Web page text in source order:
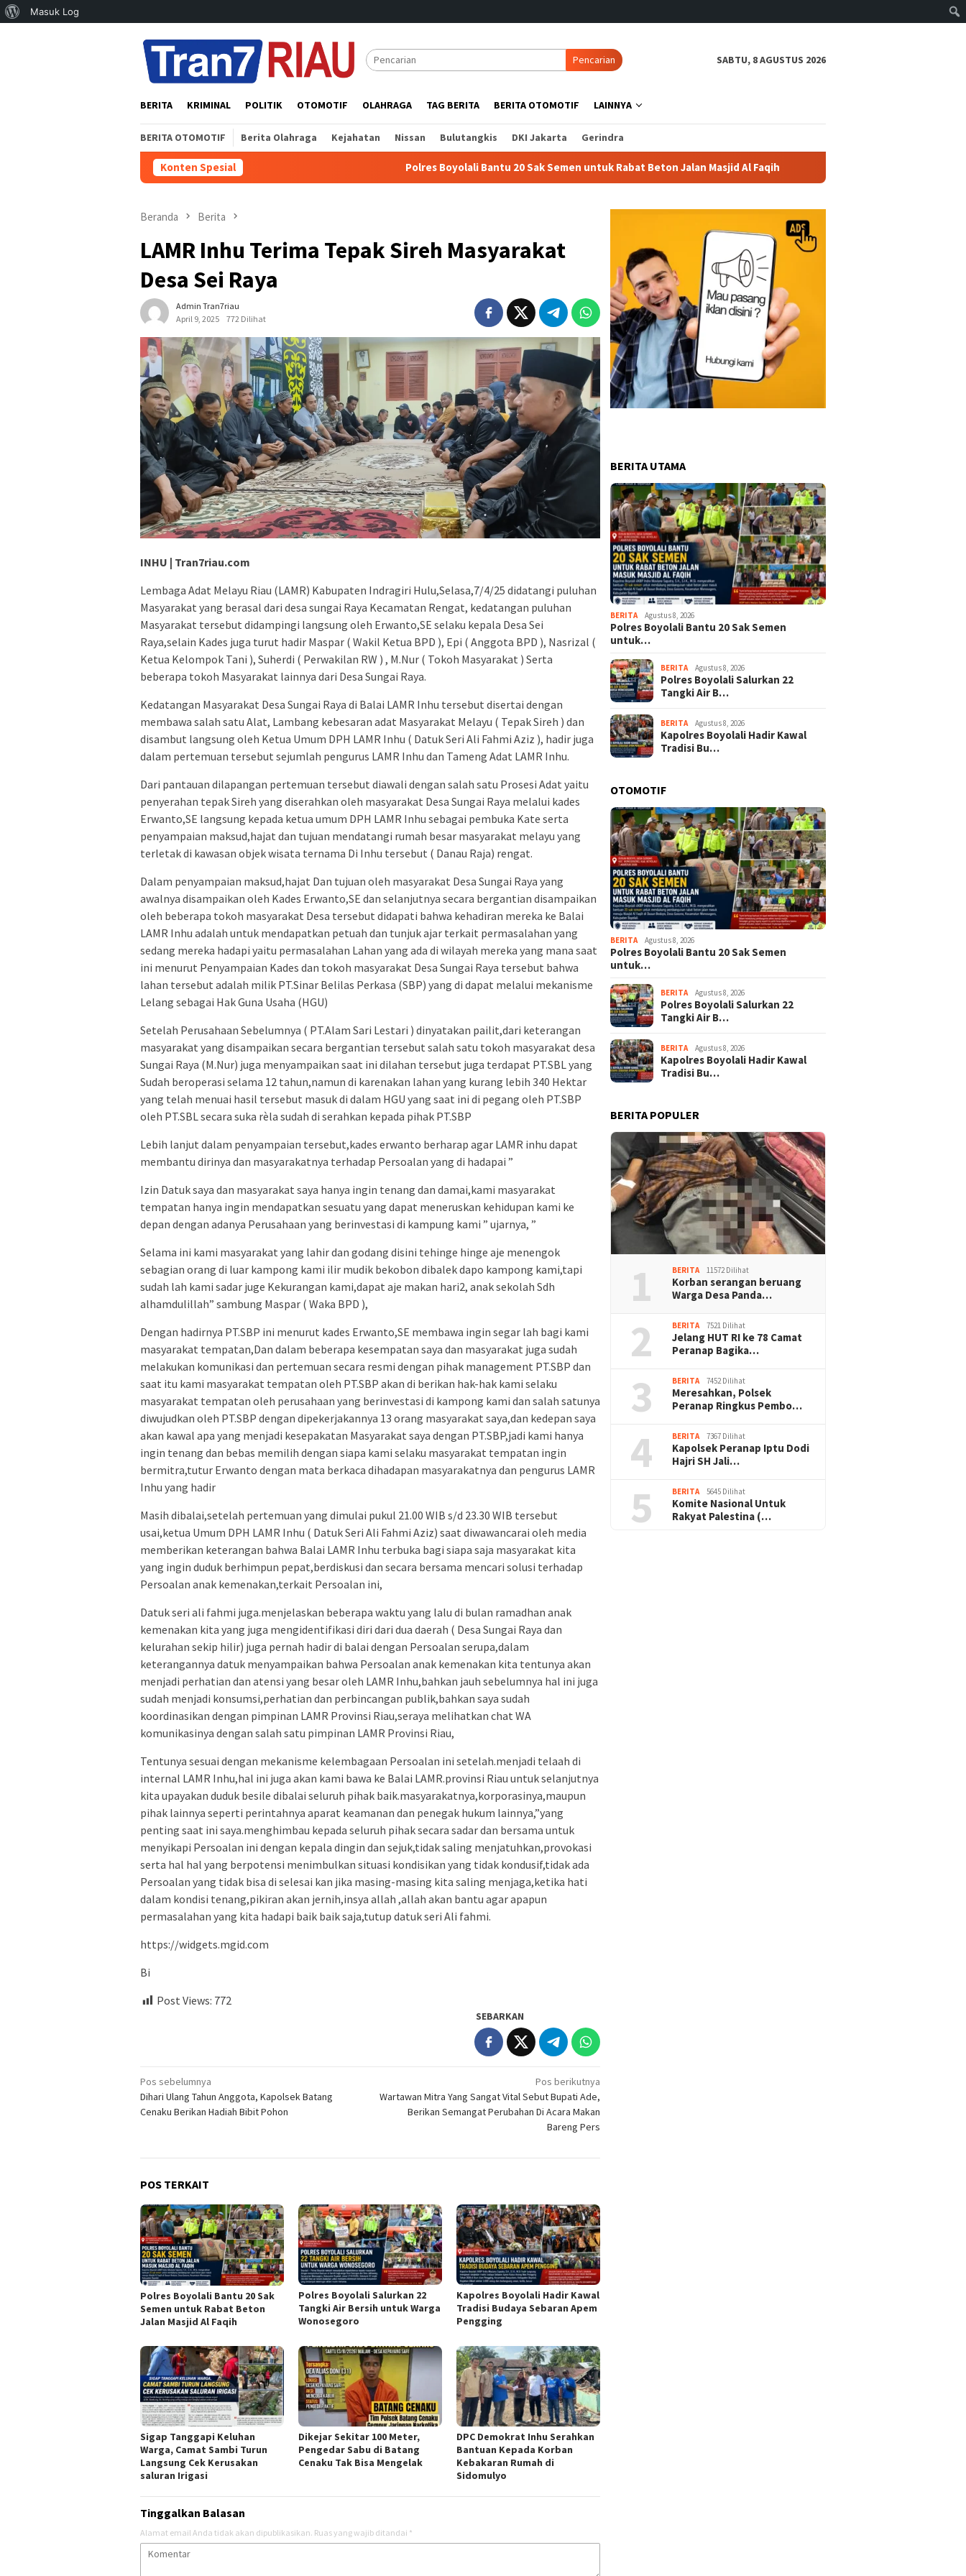
Tentang
Masuk Log
Pencarian SABTU, 8 AGUSTUS 2026
BERITA KRIMINAL POLITIK OTOMOTIF OLAHRAGA TAG BERITA BERITA OTOMOTIF LAINNYA
BERITA OTOMOTIF Berita Olahraga Kejahatan Nissan Bulutangkis DKI Jakarta Gerindra
Konten Spesial Polres Boyolali Bantu 20 Sak Semen untuk Rabat Beton Jalan Masjid Al Faqih Polres Boyolali Salurkan 22 Tangki Air
Beranda Berita
LAMR Inhu Terima Tepak Sireh Masyarakat
Desa Sei Raya
Admin Tran7riau
April 9, 2025
772 Dilihat
INHU | Tran7riau.com
Lembaga Adat Melayu Riau (LAMR) Kabupaten Indragiri Hulu,Selasa,7/4/25 didatangi puluhan
Masyarakat yang berasal dari desa sungai Raya Kecamatan Rengat, kedatangan puluhan
Masyarakat tersebut didampingi langsung oleh Erwanto,SE selaku kepala Desa Sei
Raya,selain Kades juga turut hadir Maspar ( Wakil Ketua BPD ), Epi ( Anggota BPD ), Nasrizal (
Ketua Kelompok Tani ), Suherdi ( Perwakilan RW ) , M.Nur ( Tokoh Masyarakat ) Serta
beberapa tokoh Masyarakat lainnya dari Desa Sungai Raya.
Kedatangan Masyarakat Desa Sungai Raya di Balai LAMR Inhu tersebut disertai dengan
membawa salah satu Alat, Lambang kebesaran adat Masyarakat Melayu ( Tepak Sireh ) dan
disambut langsung oleh Ketua Umum DPH LAMR Inhu ( Datuk Seri Ali Fahmi Aziz ), hadir juga
dalam pertemuan tersebut sejumlah pengurus LAMR Inhu dan Tameng Adat LAMR Inhu.
Dari pantauan dilapangan pertemuan tersebut diawali dengan salah satu Prosesi Adat yaitu
penyerahan tepak Sireh yang diserahkan oleh masyarakat Desa Sungai Raya melalui kades
Erwanto,SE langsung kepada ketua umum DPH LAMR Inhu sebagai pembuka Kate serta
penyampaian maksud,hajat dan tujuan mendatangi rumah besar masyarakat melayu yang
terletak di kawasan objek wisata ternama Di Inhu tersebut ( Danau Raja) rengat.
Dalam penyampaian maksud,hajat Dan tujuan oleh masyarakat Desa Sungai Raya yang
awalnya disampaikan oleh Kades Erwanto,SE dan selanjutnya secara bergantian disampaikan
oleh beberapa tokoh masyarakat Desa tersebut didapati bahwa kehadiran mereka ke Balai
LAMR Inhu adalah untuk mendapatkan petuah dan tunjuk ajar terkait permasalahan yang
sedang mereka hadapi yaitu permasalahan Lahan yang ada di wilayah mereka yang mana saat
ini menurut Penyampaian Kades dan tokoh masyarakat Desa Sungai Raya tersebut bahwa
lahan tersebut adalah milik PT.Sinar Belilas Perkasa (SBP) yang di dapat melalui mekanisme
Lelang sebagai Hak Guna Usaha (HGU)
Setelah Perusahaan Sebelumnya ( PT.Alam Sari Lestari ) dinyatakan pailit,dari keterangan
masyarakat yang disampaikan secara bergantian tersebut salah satu tokoh masyarakat desa
Sungai Raya (M.Nur) juga menyampaikan saat ini dilahan tersebut juga terdapat PT.SBL yang
Sudah beroperasi selama 12 tahun,namun di karenakan lahan yang kurang lebih 340 Hektar
yang telah menuai hasil tersebut masuk di dalam HGU yang saat ini di pegang oleh PT.SBP
oleh PT.SBL secara suka rèla sudah di serahkan kepada pihak PT.SBP
Lebih lanjut dalam penyampaian tersebut,kades erwanto berharap agar LAMR inhu dapat
membantu dirinya dan masyarakatnya terhadap Persoalan yang di hadapai ”
Izin Datuk saya dan masyarakat saya hanya ingin tenang dan damai,kami masyarakat
tempatan hanya ingin mendapatkan sesuatu yang dapat meneruskan kehidupan kami ke
depan dengan adanya Perusahaan yang berinvestasi di kampung kami ” ujarnya, ”
Selama ini kami masyarakat yang lahir dan godang disini tehinge hinge aje menengok
sebagian orang di luar kampong kami ilir mudik bekobon dibalek dapo kampong kami,tapi
sudah lah kami sadar juge Kekurangan kami,dapat aje makan hari2, anak sekolah Sdh
alhamdulillah” sambung Maspar ( Waka BPD ),
Dengan hadirnya PT.SBP ini menurut kades Erwanto,SE membawa ingin segar lah bagi kami
masyarakat tempatan,Dan dalam beberapa kesempatan saya dan masyarakat juga sudah
melakukan komunikasi dan pertemuan secara resmi dengan pihak management PT.SBP dan
saat itu kami masyarakat tempatan oleh PT.SBP akan di berikan hak-hak kami selaku
masyarakat tempatan oleh perusahaan yang berinvestasi di kampong kami dan salah satunya
diwujudkan oleh PT.SBP dengan dipekerjakannya 13 orang masyarakat saya,dan kedepan saya
akan kawal apa yang menjadi kesepakatan Masyarakat saya dengan PT.SBP,jadi kami hanya
ingin tenang dan bebas memilih dengan siapa kami selaku masyarakat tempatan ingin
bermitra,tutur Erwanto dengan mata berkaca dihadapan masyarakatnya dan pengurus LAMR
Inhu yang hadir
Masih dibalai,setelah pertemuan yang dimulai pukul 21.00 WIB s/d 23.30 WIB tersebut
usai,ketua Umum DPH LAMR Inhu ( Datuk Seri Ali Fahmi Aziz) saat diwawancarai oleh media
memberikan keterangan bahwa Balai LAMR Inhu terbuka bagi siapa saja masyarakat kita
yang ingin duduk berhimpun pepat,berdiskusi dan secara bersama mencari solusi terhadap
Persoalan anak kemenakan,terkait Persoalan ini,
Datuk seri ali fahmi juga.menjelaskan beberapa waktu yang lalu di bulan ramadhan anak
kemenakan kita yang juga mengidentifikasi diri dari dua daerah ( Desa Sungai Raya dan
kelurahan sekip hilir) juga pernah hadir di balai dengan Persoalan serupa,dalam
keterangannya datuk menyampaikan bahwa Persoalan anak kemenakan kita tentunya akan
menjadi perhatian dan atensi yang besar oleh LAMR Inhu,bahkan jauh sebelumnya hal ini juga
sudah menjadi konsumsi,perhatian dan perbincangan publik,bahkan saya sudah
koordinasikan dengan pimpinan LAMR Provinsi Riau,seraya melihatkan chat WA
komunikasinya dengan salah satu pimpinan LAMR Provinsi Riau,
Tentunya sesuai dengan mekanisme kelembagaan Persoalan ini setelah.menjadi telaah di
internal LAMR Inhu,hal ini juga akan kami bawa ke Balai LAMR.provinsi Riau untuk selanjutnya
kita upayakan duduk besile dibalai seluruh pihak baik.masyarakatnya,korporasinya,maupun
pihak lainnya seperti perintahnya aparat keamanan dan penegak hukum lainnya,”yang
penting saat ini saya.menghimbau kepada seluruh pihak secara sadar dan bersama untuk
menyikapi Persoalan ini dengan kepala dingin dan sejuk,tidak saling menjatuhkan,provokasi
serta hal hal yang berpotensi menimbulkan situasi kondisikan yang tidak kondusif,tidak ada
Persoalan yang tidak bisa di selesai kan jika masing-masing kita saling menjaga,ketika hati
dalam kondisi tenang,pikiran akan jernih,insya allah ,allah akan bantu agar apapun
permasalahan yang kita hadapi baik baik saja,tutup datuk seri Ali fahmi.
https://widgets.mgid.com
Bi
Post Views: 772
SEBARKAN
Navigasi
pos
Pos sebelumnya
Dihari Ulang Tahun Anggota, Kapolsek Batang
Cenaku Berikan Hadiah Bibit Pohon
Pos berikutnya
Wartawan Mitra Yang Sangat Vital Sebut Bupati Ade,
Berikan Semangat Perubahan Di Acara Makan
Bareng Pers
POS TERKAIT
Polres Boyolali Bantu 20 Sak
Semen untuk Rabat Beton
Jalan Masjid Al Faqih
Polres Boyolali Salurkan 22
Tangki Air Bersih untuk Warga
Wonosegoro
Kapolres Boyolali Hadir Kawal
Tradisi Budaya Sebaran Apem
Pengging
Sigap Tanggapi Keluhan
Warga, Camat Sambi Turun
Langsung Cek Kerusakan
saluran Irigasi
Dikejar Sekitar 100 Meter,
Pengedar Sabu di Batang
Cenaku Tak Bisa Mengelak
DPC Demokrat Inhu Serahkan
Bantuan Kepada Korban
Kebakaran Rumah di
Sidomulyo
Tinggalkan Balasan
Alamat email Anda tidak akan dipublikasikan. Ruas yang wajib ditandai *
BERITA UTAMA
BERITA Agustus 8, 2026
Polres Boyolali Bantu 20 Sak Semen
untuk…
BERITA Agustus 8, 2026
Polres Boyolali Salurkan 22
Tangki Air B…
BERITA Agustus 8, 2026
Kapolres Boyolali Hadir Kawal
Tradisi Bu…
OTOMOTIF
BERITA Agustus 8, 2026
Polres Boyolali Bantu 20 Sak Semen
untuk…
BERITA Agustus 8, 2026
Polres Boyolali Salurkan 22
Tangki Air B…
BERITA Agustus 8, 2026
Kapolres Boyolali Hadir Kawal
Tradisi Bu…
BERITA POPULER
1 BERITA 11572 Dilihat
Korban serangan beruang
Warga Desa Panda…
2 BERITA 7521 Dilihat
Jelang HUT RI ke 78 Camat
Peranap Bagika…
3 BERITA 7452 Dilihat
Meresahkan, Polsek
Peranap Ringkus Pembo…
4 BERITA 7367 Dilihat
Kapolsek Peranap Iptu Dodi
Hajri SH Jali…
5 BERITA 5645 Dilihat
Komite Nasional Untuk
Rakyat Palestina (…